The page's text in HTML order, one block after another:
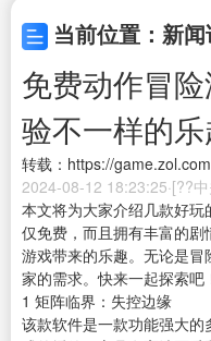
当前位置：新
免费动作冒
验不一样的乐
转载：https://
2024-08-12 18:23:25·[??
本文将为大家介绍几款好
仅免费，而且拥有丰富的
游戏带来的乐趣。无论是
家的需求。快来一起探索吧
1 矩阵临界：失控边缘
该款软件是一款功能强大的